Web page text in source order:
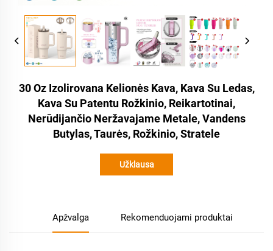
30 Oz Izolirovana Kelionės Kava, Kava Su Ledas,
Kava Su Patentu Rožkinio, Reikartotinai,
Nerūdijančio Neržavajame Metale, Vandens
Butylas, Taurės, Rožkinio, Stratele
Užklausa
Apžvalga Rekomenduojami produktai